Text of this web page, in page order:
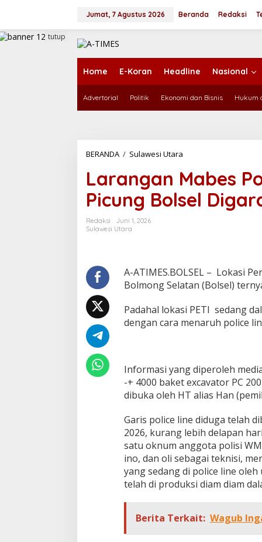
a
Jumat, 7 Agustus 2026 Beranda Redaksi
Home E-Koran Headline Nasional
Advertorial Politik Ekonomi dan Bisnis Hukum
tutup
BERANDA / Sulawesi Utara
r
a
n
g
e
s
P
l
r
D
i
g
b
r
s
,
P
E
T
i
c
Larangan Mabes
Picung Bolsel
Redaksi
Juni 1, 2026
Sulawesi Utara
A-ATIMES.BOLSEL – Lokasi
Bolmong Selatan (Bolsel)
Padahal lokasi PETI sedang
dengan cara menaruh police
Informasi yang diperoleh
-+ 4000 baket excavator PC
dibuka oleh HT alias Han
Garis police line diduga telah
2026, kurang lebih delapan
satu oknum anggota polisi
ino, dan oli sebagai teknisi,
yang sedang di police line
telah di produksi diam diam
Berita Terkait: Wagub